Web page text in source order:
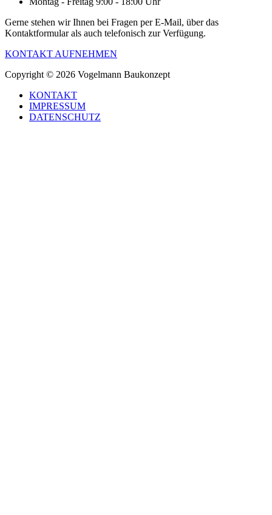
Gerne stehen wir Ihnen bei Fragen per E-Mail, über das
Kontaktformular als auch telefonisch zur Verfügung.
KONTAKT AUFNEHMEN
Copyright © 2026 Vogelmann Baukonzept
KONTAKT
IMPRESSUM
DATENSCHUTZ